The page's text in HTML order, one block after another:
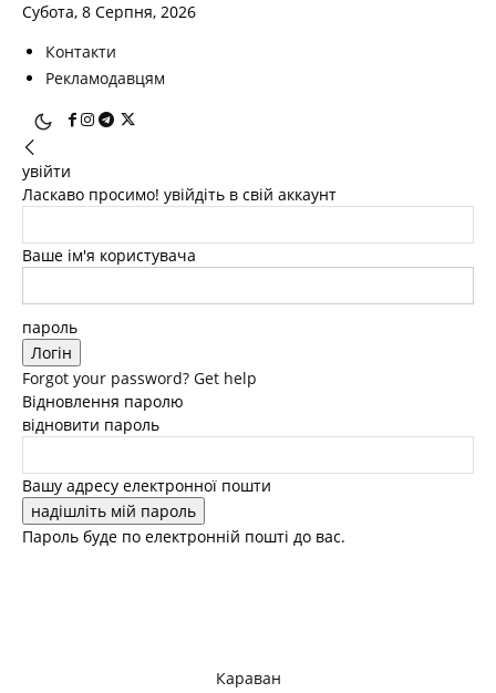
Субота, 8 Серпня, 2026
Контакти
Рекламодавцям
увійти
Ласкаво просимо! увійдіть в свій аккаунт
Ваше ім'я користувача
пароль
Forgot your password? Get help
Відновлення паролю
відновити пароль
Вашу адресу електронної пошти
Пароль буде по електронній пошті до вас.
Караван